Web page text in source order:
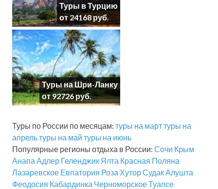
Туры в Турцию
от 24168 руб.
Туры на Шри-Ланку
от 92726 руб.
Туры по России по месяцам: туры на марттуры на
апрельтуры на май туры на июнь
Популярные регионы отдыха в России: Сочи Крым
Анапа Адлер Геленджик Ялта Красная Поляна
Лазаревское Евпатория Роза ХуторСудак Алушта
Феодосия Кабардинка ЧерноморскоеТуапсе